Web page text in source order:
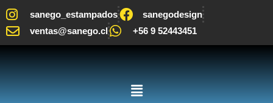
sanego_estampados
sanegodesign
ventas@sanego.cl
+56 9 52443451